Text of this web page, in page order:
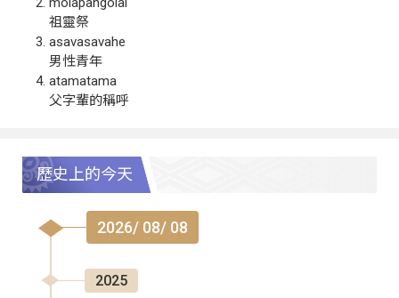
祖靈祭
asavasavahe
男性青年
atamatama
父字輩的稱呼
歷史上的今天
2026/ 08/ 08
2025